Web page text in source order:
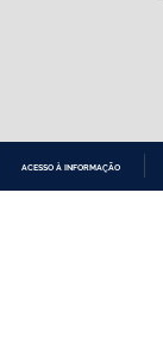
ACESSO À INFORMAÇÃO